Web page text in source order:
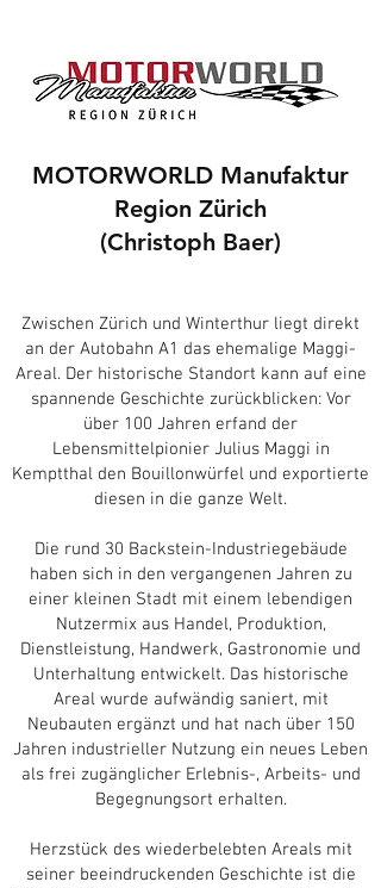
MOTORWORLD Manufaktur
Region Zürich
(Christoph Baer)
Zwischen Zürich und Winterthur liegt direkt
an der Autobahn A1 das ehemalige Maggi-
Areal. Der historische Standort kann auf eine
spannende Geschichte zurückblicken: Vor
über 100 Jahren erfand der
Lebensmittelpionier Julius Maggi in
Kemptthal den Bouillonwürfel und exportierte
diesen in die ganze Welt.
Die rund 30 Backstein-Industriegebäude
haben sich in den vergangenen Jahren zu
einer kleinen Stadt mit einem lebendigen
Nutzermix aus Handel, Produktion,
Dienstleistung, Handwerk, Gastronomie und
Unterhaltung entwickelt. Das historische
Areal wurde aufwändig saniert, mit
Neubauten ergänzt und hat nach über 150
Jahren industrieller Nutzung ein neues Leben
als frei zugänglicher Erlebnis-, Arbeits- und
Begegnungsort erhalten.
Herzstück des wiederbelebten Areals mit
seiner beeindruckenden Geschichte ist die